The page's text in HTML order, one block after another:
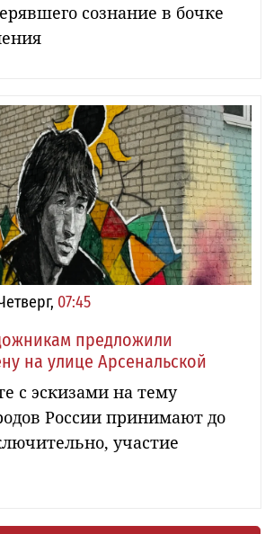
сознание в бочке
07:45
предложили
на улице Арсенальской
с эскизами на тему
России принимают до
участие